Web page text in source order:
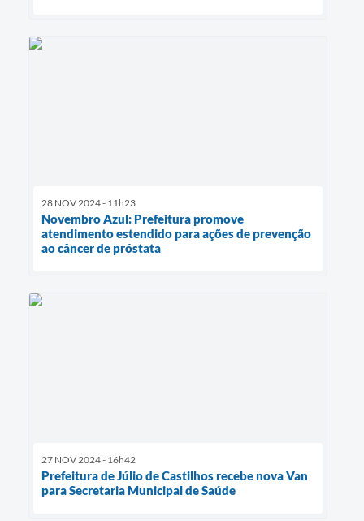
28 NOV 2024 - 11h23
Novembro Azul: Prefeitura promove
atendimento estendido para ações de prevenção
ao câncer de próstata
27 NOV 2024 - 16h42
Prefeitura de Júlio de Castilhos recebe nova Van
para Secretaria Municipal de Saúde